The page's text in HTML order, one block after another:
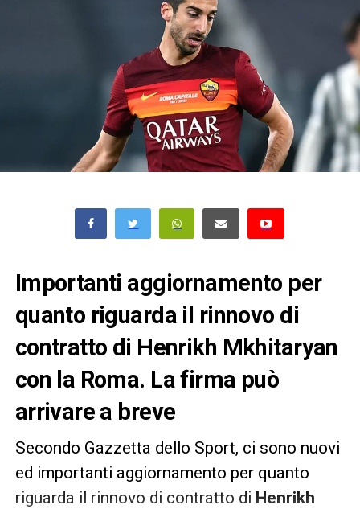
Importanti aggiornamento per
quanto riguarda il rinnovo di
contratto di Henrikh Mkhitaryan
con la Roma. La firma può
arrivare a breve
Secondo Gazzetta dello Sport, ci sono nuovi
ed importanti aggiornamento per quanto
riguarda il rinnovo di contratto di Henrikh